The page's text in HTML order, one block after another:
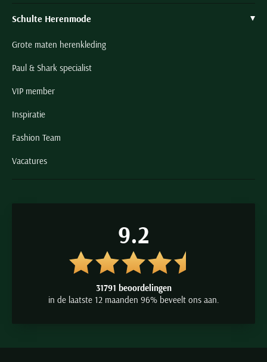
Schulte Herenmode
Grote maten herenkleding
Paul & Shark specialist
VIP member
Inspiratie
Fashion Team
Vacatures
9.2
31791 beoordelingen
in de laatste 12 maanden 96% beveelt ons aan.